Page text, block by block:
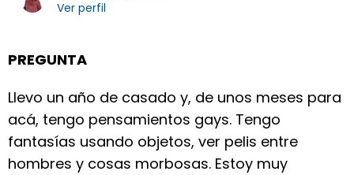
Ver perfil
PREGUNTA
Llevo un año de casado y, de unos meses para
acá, tengo pensamientos gays. Tengo
fantasías usando objetos, ver pelis entre
hombres y cosas morbosas. Estoy muy